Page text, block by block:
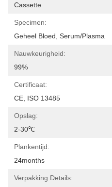
Cassette
Specimen:
Geheel Bloed, Serum/plasma
Nauwkeurigheid:
99%
Certificaat:
CE, ISO 13485
Opslag:
2-30℃
Plankentijd:
24months
Verpakking Details: